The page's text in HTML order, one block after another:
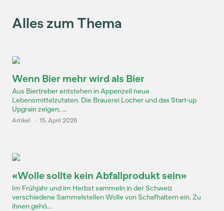
Alles zum Thema
Wenn Bier mehr wird als Bier
Aus Biertreber entstehen in Appenzell neue
Lebensmittelzutaten. Die Brauerei Locher und das Start-up
Upgrain zeigen, ...
Artikel · 15. April 2026
«Wolle sollte kein Abfallprodukt sein»
Im Frühjahr und im Herbst sammeln in der Schweiz
verschiedene Sammelstellen Wolle von Schafhaltern ein. Zu
ihnen gehö...